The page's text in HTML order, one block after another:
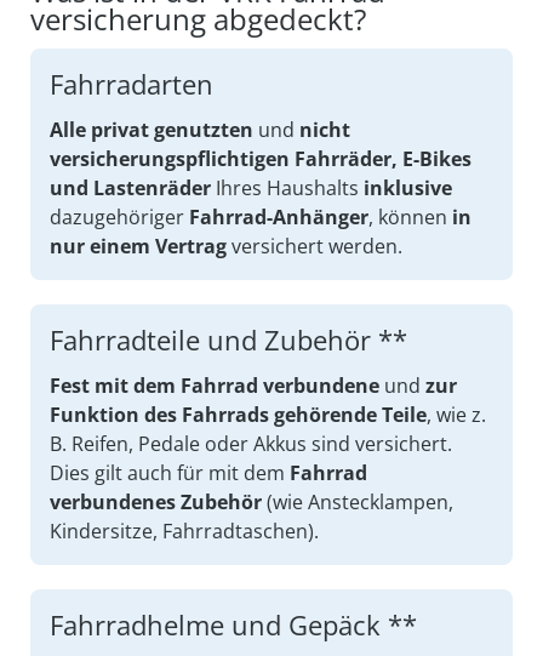
versicherung abgedeckt?
Fahrradarten
Alle privat genutzten und nicht
versicherungspflichtigen Fahrräder, E-Bikes
und LastenräderIhres Haushalts inklusive
dazugehöriger Fahrrad-Anhänger, können in
nur einem Vertragversichert werden.
Fahrradteile und Zubehör **
Fest mit dem Fahrrad verbundene und zur
Funktion des Fahrrads gehörende Teile, wie z.
B. Reifen, Pedale oder Akkus sind versichert.
Dies gilt auch für mit dem Fahrrad
verbundenes Zubehör(wie Anstecklampen,
Kindersitze, Fahrradtaschen).
Fahrradhelme und Gepäck **